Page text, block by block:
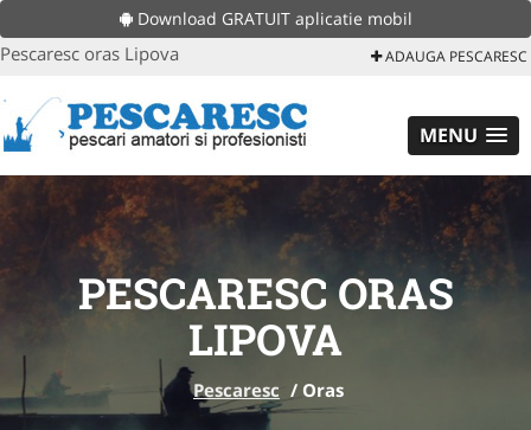
Download GRATUIT aplicatie mobil
Pescaresc oras Lipova ADAUGA PESCARESC
MENU
PESCARESC ORAS
LIPOVA
Pescaresc / Oras